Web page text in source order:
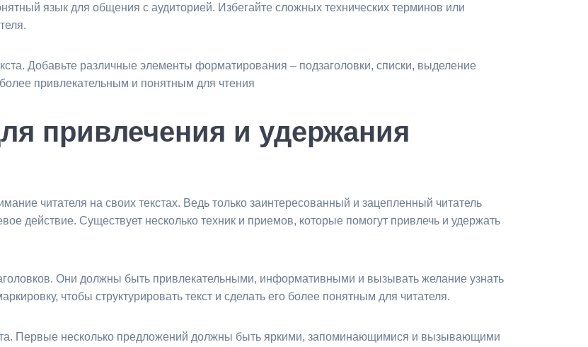
язык для общения с аудиторией. Избегайте сложных технических терминов или
Добавьте различные элементы форматирования – подзаголовки, списки, выделение
привлекательным и понятным для чтения
привлечения и удержания
читателя на своих текстах. Ведь только заинтересованный и зацепленный читатель
действие. Существует несколько техник и приемов, которые помогут привлечь и удержать
Они должны быть привлекательными, информативными и вызывать желание узнать
чтобы структурировать текст и сделать его более понятным для читателя.
Первые несколько предложений должны быть яркими, запоминающимися и вызывающими